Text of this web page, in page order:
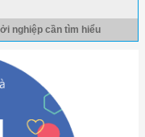
nghiệp cần tìm hiểu